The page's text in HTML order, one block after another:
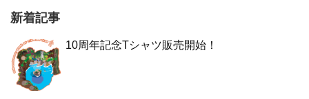
新着記事
10周年記念Tシャツ販売開始！